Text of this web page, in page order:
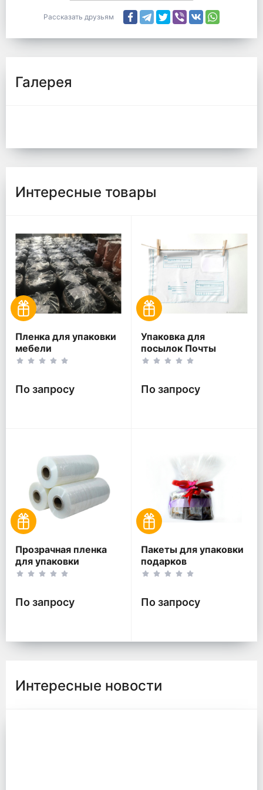
Рассказать друзьям
Галерея
Интересные товары
Пленка для упаковки
мебели
По запросу
Упаковка для
посылок Почты
России
По запросу
Прозрачная пленка
для упаковки
По запросу
Пакеты для упаковки
подарков
По запросу
Интересные новости